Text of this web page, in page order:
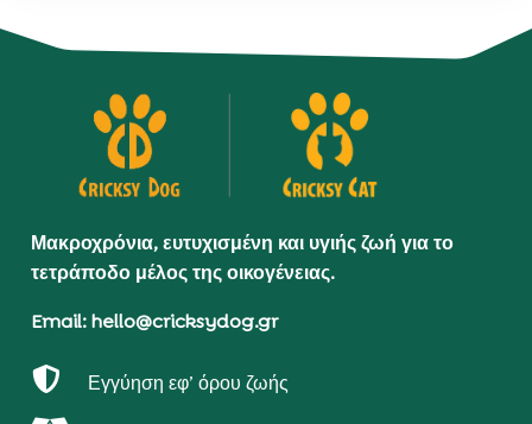
Μακροχρόνια, ευτυχισμένη και υγιής ζωή για το
τετράποδο μέλος της οικογένειας.
Email: hello@cricksydog.gr
 Εγγύηση εφ’ όρου ζωής